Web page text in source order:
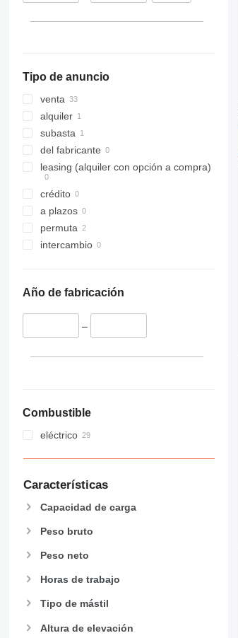
Tipo de anuncio
venta
alquiler
subasta
del fabricante
leasing (alquiler con opción a compra)
crédito
a plazos
permuta
intercambio
Año de fabricación
–
Combustible
eléctrico
Características
Capacidad de carga
Peso bruto
Peso neto
Horas de trabajo
Tipo de mástil
Altura de elevación